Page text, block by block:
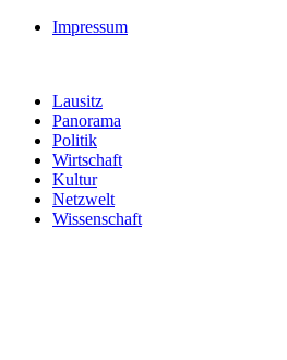
Impressum
Lausitz
Panorama
Politik
Wirtschaft
Kultur
Netzwelt
Wissenschaft